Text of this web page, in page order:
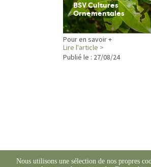
BSV Cultures
Ornementales
Pour en savoir +
Lire l'article >
Publié le : 27/08/24
Tous les articles
Nous utilisons une sélection de nos propres